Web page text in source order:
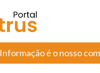
Informação é o nosso